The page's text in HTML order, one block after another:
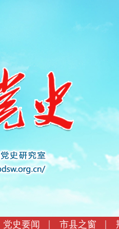
党史要闻 市县之窗